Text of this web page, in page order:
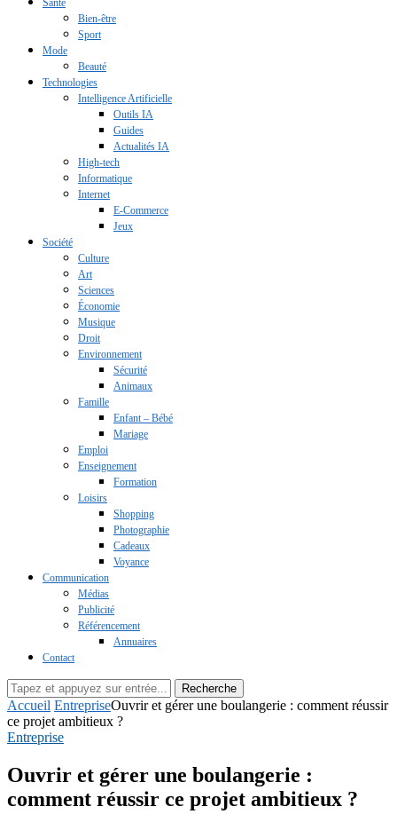
Santé
Bien-être
Sport
Mode
Beauté
Technologies
Intelligence Artificielle
Outils IA
Guides
Actualités IA
High-tech
Informatique
Internet
E-Commerce
Jeux
Société
Culture
Art
Sciences
Économie
Musique
Droit
Environnement
Sécurité
Animaux
Famille
Enfant – Bébé
Mariage
Emploi
Enseignement
Formation
Loisirs
Shopping
Photographie
Cadeaux
Voyance
Communication
Médias
Publicité
Référencement
Annuaires
Contact
Recherche
Accueil EntrepriseOuvrir et gérer une boulangerie : comment réussir
ce projet ambitieux ?
Entreprise
Ouvrir et gérer une boulangerie :
comment réussir ce projet ambitieux ?